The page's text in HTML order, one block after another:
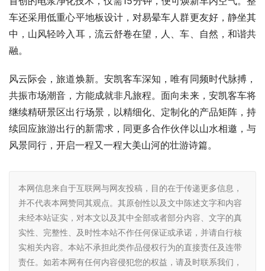
车还采用低重心平地板设计，对易晕车人群更友好，静坐其
中，山风轻吟入耳，流云舒卷在望，人、车、自然，和谐共
融。
风云际会，旅道焕新。安凯客车深知，唯有同频时代脉搏，
共振市场潮音，方能成就非凡旅程。面向未来，安凯客车将
继续精研景区出行场景，以精细化、定制化的产品矩阵，持
续回应旅游出行的新需求，同更多合作伙伴以山水相邀，与
风景同行，开启一程又一程大美山河的壮游诗篇。
本网信息来自于互联网与网友投稿，目的在于传递更多信息，
并不代表本网赞同其观点。其原创性以及文中陈述文字和内容
未经本站证实，对本文以及其中全部或者部分内容、文字的真
实性、完整性、及时性本站不作任何保证或承诺，并请自行核
实相关内容。本站不承担此类作品侵权行为的直接责任及连带
责任。如若本网有任何内容侵犯您的权益，请及时联系我们，